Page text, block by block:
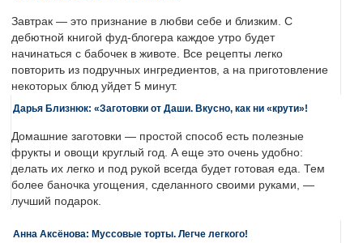
Завтрак — это признание в любви себе и близким. С
дебютной книгой фуд-блогера каждое утро будет
начинаться с бабочек в животе. Все рецепты легко
повторить из подручных ингредиентов, а на приготовление
некоторых блюд уйдет 5 минут.
Дарья Близнюк: «Заготовки от Даши. Вкусно, как ни «крути»!
Домашние заготовки — простой способ есть полезные
фрукты и овощи круглый год. А еще это очень удобно:
делать их легко и под рукой всегда будет готовая еда. Тем
более баночка угощения, сделанного своими руками, —
лучший подарок.
Анна Аксёнова: Муссовые торты. Легче легкого!